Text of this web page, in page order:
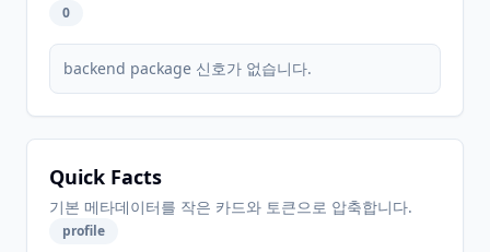
0
backend package 신호가 없습니다.
Quick Facts
기본 메타데이터를 작은 카드와 토큰으로 압축합니다.
profile